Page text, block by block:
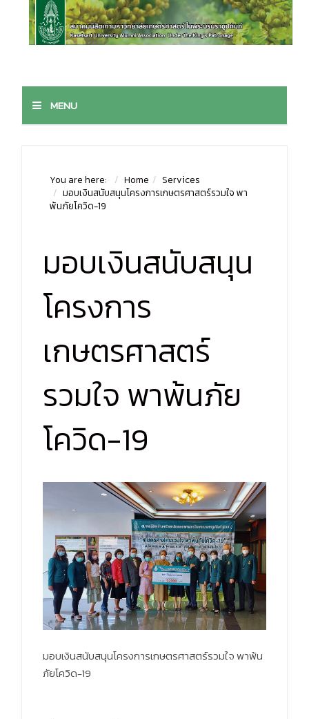
MENU
You are here: Home
Services
มอบเงินสนับสนุนโครงการเกษตรศาสตร์รวมใจ พา
พ้นภัยโควิด-19
มอบเงินสนับสนุน
โครงการ
เกษตรศาสตร์
รวมใจ พาพ้นภัย
โควิด-19
มอบเงินสนับสนุนโครงการเกษตรศาสตร์รวมใจ พาพ้น
ภัยโควิด-19